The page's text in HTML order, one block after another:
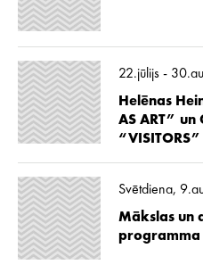
22.jūlijs -
Helēnas
AS ART” un
Svētdiena,
Mākslas un
programma